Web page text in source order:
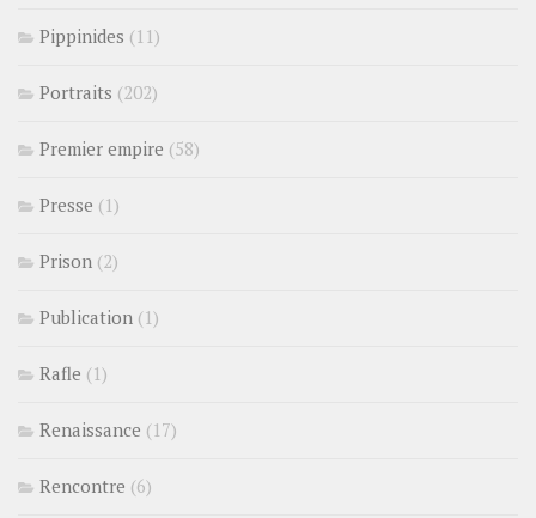
Pippinides (11)
Portraits (202)
Premier empire (58)
Presse (1)
Prison (2)
Publication (1)
Rafle (1)
Renaissance (17)
Rencontre (6)